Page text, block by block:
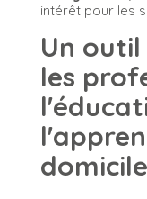
intérêt pour les
Un
les
domicile